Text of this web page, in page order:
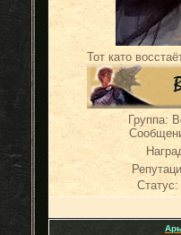
Тот като
Группа:
Статус: